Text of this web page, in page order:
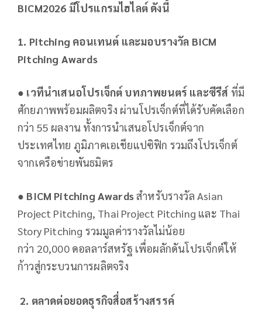
BICM2026 มีโปรแกรมไฮไลต์ ดังนี้
1. Pitching คอนเทนต์ และมอบรางวัล BICM
Pitching Awards
● เวทีนําเสนอโปรเจ็กต์ บทภาพยนตร์ และซีรีส์ ที่มี
ศักยภาพพร้อมผลิตจริง ผ่านโปรเจ็กต์ที่ได้รับคัดเลือก
กว่า 55 ผลงาน ทั้งการนำเสนอโปรเจ็กต์จาก
ประเทศไทย ภูมิภาคเอเชียแปซิฟิก รวมถึงโปรเจ็กต์
จากเครือข่ายพันธมิตร
● BICM Pitching Awardsสำหรับรางวัล Asian
Project Pitching, Thai Project Pitching และ Thai
Story Pitching รวมมูลค่ารางวัลไม่น้อย
กว่า 20,000 ดอลลาร์สหรัฐ เพื่อผลักดันโปรเจ็กต์ให้
ก้าวสู่กระบวนการผลิตจริง
2. ตลาดต่อยอดธุรกิจสื่อสร้างสรรค์